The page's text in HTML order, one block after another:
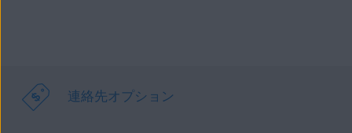
連絡先オプション